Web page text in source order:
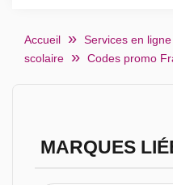
Accueil Services en ligne
scolaire
Codes promo
MARQUES